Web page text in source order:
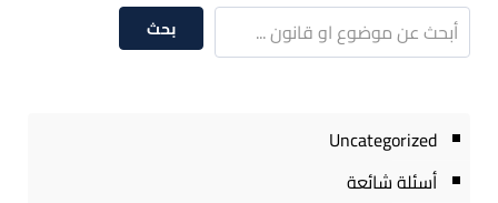
بحث
Uncategorized
أسئلة شائعة